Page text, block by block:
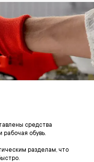
средства
обувь.
разделам, что